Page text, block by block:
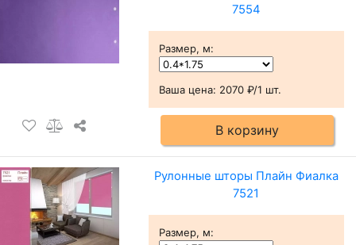
7554
Размер, м:
Ваша цена: 2070 ₽/1 шт.
В корзину
Рулонные шторы Плайн Фиалка
7521
Размер, м: